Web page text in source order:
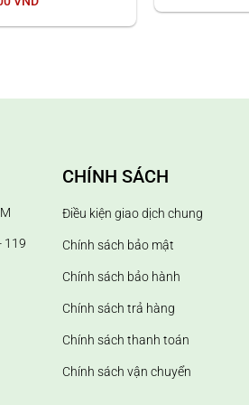
119
CHÍNH SÁCH
Điều kiện giao dịch chung
Chính sách bảo mật
Chính sách bảo hành
Chính sách trả hàng
Chính sách thanh toán
Chính sách vận chuyển